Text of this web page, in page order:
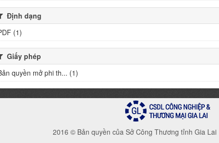
Định dạng
(1)
Giấy phép
quyền mở phi th... (1)
2016 © Bản quyền của Sở Công Thương tỉnh Gia Lai